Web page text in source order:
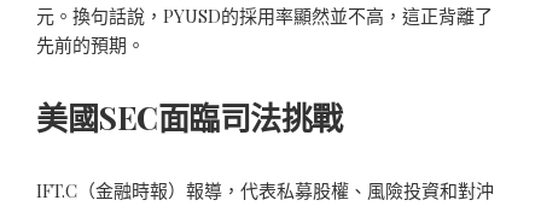
元。換句話說，PYUSD的採用率顯然並不高，這正背離了
先前的預期。
美國SEC面臨司法挑戰
IFT.C（金融時報）報導，代表私募股權、風險投資和對沖